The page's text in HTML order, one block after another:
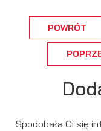
POWRÓT
Spodobała Ci się